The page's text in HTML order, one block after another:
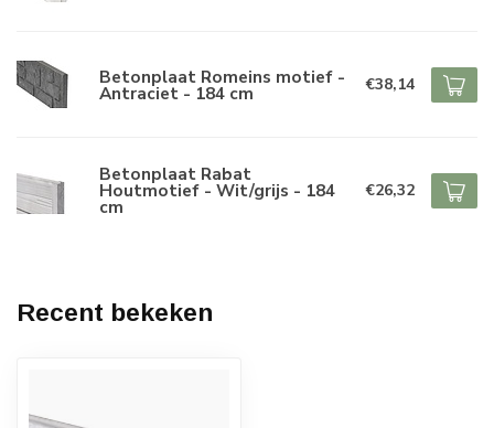
Betonplaat Romeins motief -
Antraciet - 184 cm €38,14
Betonplaat Rabat
Houtmotief - Wit/grijs - 184
cm
€26,32
Recent bekeken